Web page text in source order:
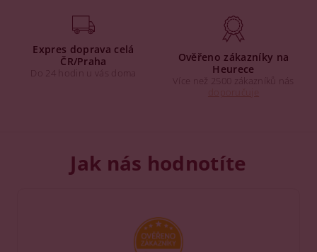
Expres doprava celá
ČR/Praha
Do 24 hodin u vás doma
Ověřeno zákazníky na
Heurece
Více než 2500 zákazníků nás
Jak nás hodnotíte